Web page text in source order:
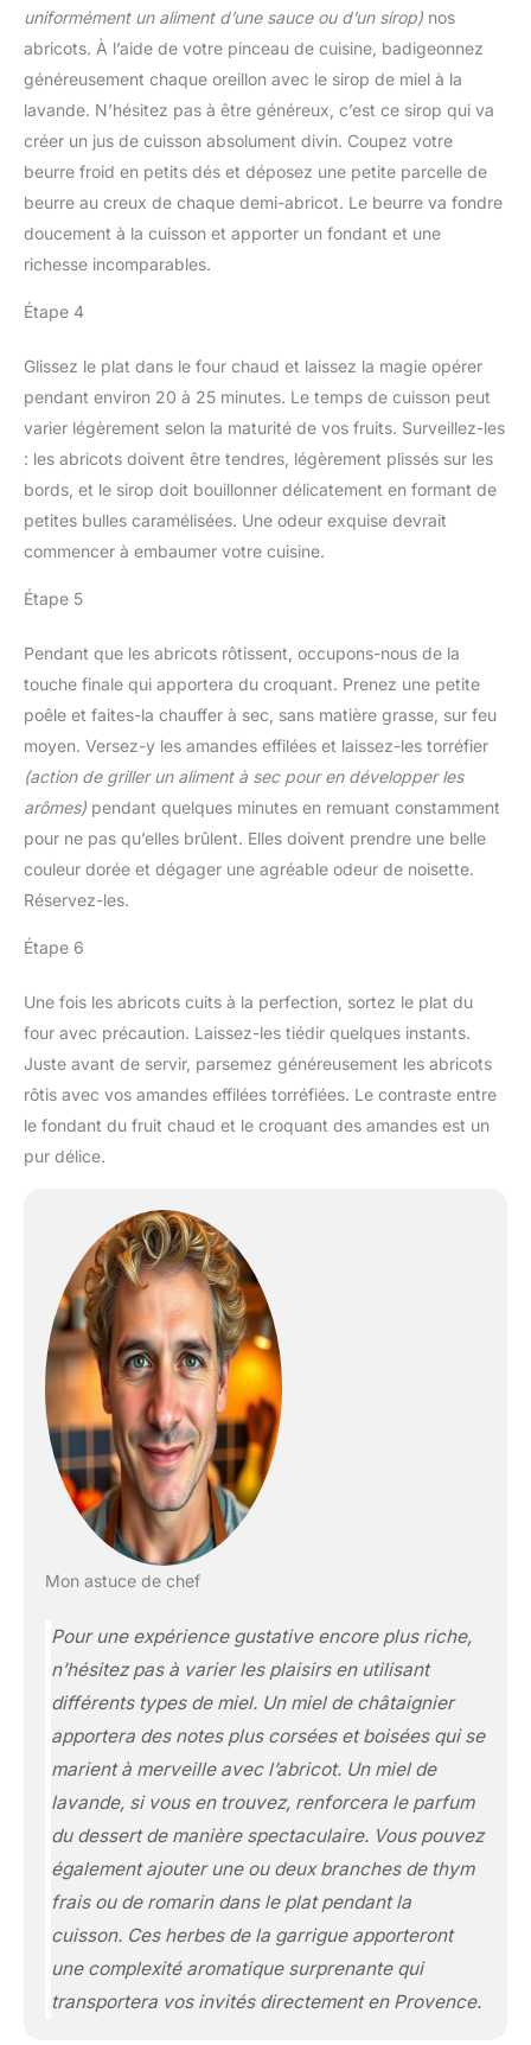
uniformément un aliment d’une sauce ou d’un sirop) nos
abricots. À l’aide de votre pinceau de cuisine, badigeonnez
généreusement chaque oreillon avec le sirop de miel à la
lavande. N’hésitez pas à être généreux, c’est ce sirop qui va
créer un jus de cuisson absolument divin. Coupez votre
beurre froid en petits dés et déposez une petite parcelle de
beurre au creux de chaque demi-abricot. Le beurre va fondre
doucement à la cuisson et apporter un fondant et une
richesse incomparables.
Étape 4
Glissez le plat dans le four chaud et laissez la magie opérer
pendant environ 20 à 25 minutes. Le temps de cuisson peut
varier légèrement selon la maturité de vos fruits. Surveillez-les
: les abricots doivent être tendres, légèrement plissés sur les
bords, et le sirop doit bouillonner délicatement en formant de
petites bulles caramélisées. Une odeur exquise devrait
commencer à embaumer votre cuisine.
Étape 5
Pendant que les abricots rôtissent, occupons-nous de la
touche finale qui apportera du croquant. Prenez une petite
poêle et faites-la chauffer à sec, sans matière grasse, sur feu
moyen. Versez-y les amandes effilées et laissez-les torréfier
(action de griller un aliment à sec pour en développer les
arômes) pendant quelques minutes en remuant constamment
pour ne pas qu’elles brûlent. Elles doivent prendre une belle
couleur dorée et dégager une agréable odeur de noisette.
Réservez-les.
Étape 6
Une fois les abricots cuits à la perfection, sortez le plat du
four avec précaution. Laissez-les tiédir quelques instants.
Juste avant de servir, parsemez généreusement les abricots
rôtis avec vos amandes effilées torréfiées. Le contraste entre
le fondant du fruit chaud et le croquant des amandes est un
pur délice.
Mon astuce de chef
Pour une expérience gustative encore plus riche,
n’hésitez pas à varier les plaisirs en utilisant
différents types de miel. Un miel de châtaignier
apportera des notes plus corsées et boisées qui se
marient à merveille avec l’abricot. Un miel de
lavande, si vous en trouvez, renforcera le parfum
du dessert de manière spectaculaire. Vous pouvez
également ajouter une ou deux branches de thym
frais ou de romarin dans le plat pendant la
cuisson. Ces herbes de la garrigue apporteront
une complexité aromatique surprenante qui
transportera vos invités directement en Provence.